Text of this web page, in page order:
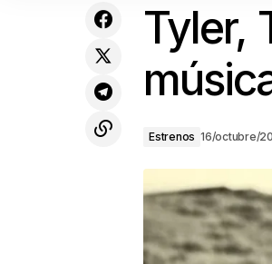
dream pop
Tyler,
Estrenos 16/octubre/